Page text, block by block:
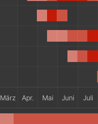
März Apr. Mai Juni Juli